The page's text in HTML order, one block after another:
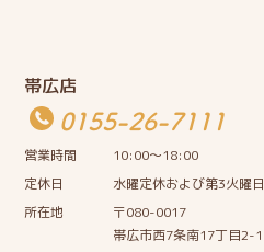
帯広店
0155-26-7111
営業時間
10:00〜18:00
定休日
水曜定休および第3火曜日
所在地
〒080-0017
帯広市西7条南17丁目2-1